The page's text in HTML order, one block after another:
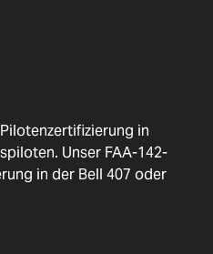
in
Unser FAA-142-
in der Bell 407 oder